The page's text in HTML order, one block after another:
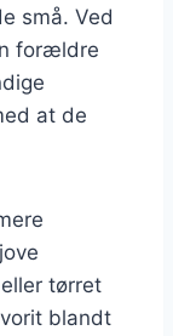
små. Ved
forældre
at de
tørret
blandt